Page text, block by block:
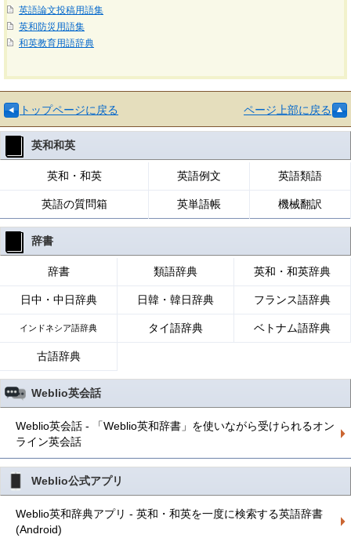
英語論文投稿用語集
英和防災用語集
和英教育用語辞典
トップページに戻る ページ上部に戻る
英和和英
英和・和英 英語例文 英語類語
英語の質問箱 英単語帳 機械翻訳
辞書
辞書 類語辞典 英和・和英辞典
日中・中日辞典 日韓・韓日辞典 フランス語辞典
インドネシア語辞典 タイ語辞典 ベトナム語辞典
古語辞典
Weblio英会話
Weblio英会話 - 「Weblio英和辞書」を使いながら受けられるオン
ライン英会話
Weblio公式アプリ
Weblio英和辞典アプリ - 英和・和英を一度に検索する英語辞書
(Android)